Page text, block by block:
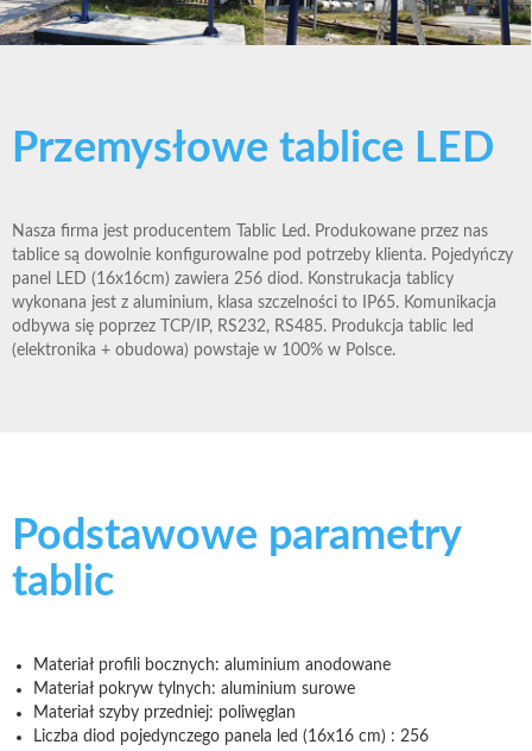
Przemysłowe tablice LED
Nasza firma jest producentem Tablic Led. Produkowane przez nas
tablice są dowolnie konfigurowalne pod potrzeby klienta. Pojedyńczy
panel LED (16x16cm) zawiera 256 diod. Konstrukacja tablicy
wykonana jest z aluminium, klasa szczelności to IP65. Komunikacja
odbywa się poprzez TCP/IP, RS232, RS485. Produkcja tablic led
(elektronika + obudowa) powstaje w 100% w Polsce.
Podstawowe parametry
tablic
Materiał profili bocznych: aluminium anodowane
Materiał pokryw tylnych: aluminium surowe
Materiał szyby przedniej: poliwęglan
Liczba diod pojedynczego panela led (16x16 cm) : 256